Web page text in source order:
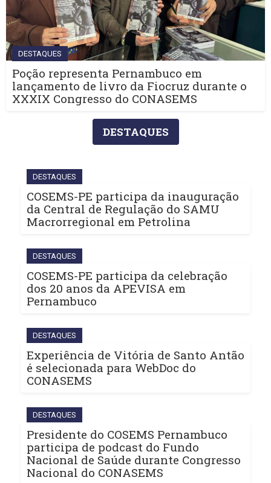
DESTAQUES
Poção representa Pernambuco em
lançamento de livro da Fiocruz durante o
XXXIX Congresso do CONASEMS
DESTAQUES
DESTAQUES
COSEMS-PE participa da inauguração
da Central de Regulação do SAMU
Macrorregional em Petrolina
DESTAQUES
COSEMS-PE participa da celebração
dos 20 anos da APEVISA em
Pernambuco
DESTAQUES
Experiência de Vitória de Santo Antão
é selecionada para WebDoc do
CONASEMS
DESTAQUES
Presidente do COSEMS Pernambuco
participa de podcast do Fundo
Nacional de Saúde durante Congresso
Nacional do CONASEMS